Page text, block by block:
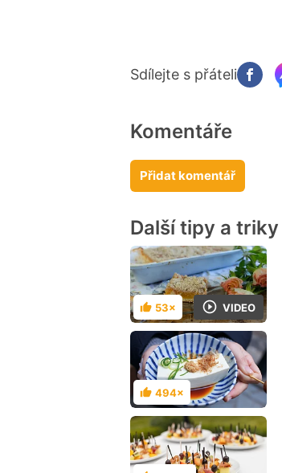
Sdílejte s přáteli
Komentáře
Přidat komentář
Další tipy a triky
VIDEO
Hodnocení
53×
Hodnocení
494×